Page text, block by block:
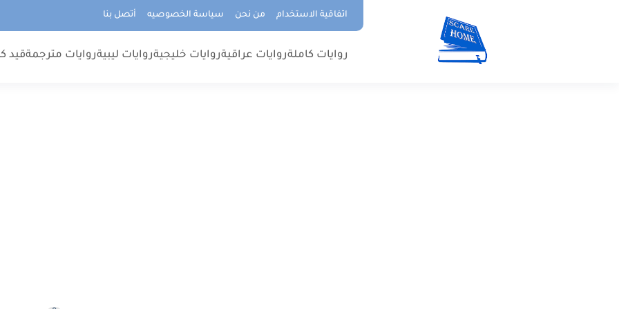
اتفاقية الاستخدام من نحن سياسة الخصوصيه أتصل بنا
روايات كاملةروايات عراقيةروايات خليجيةروايات ليبيةروايات مترجمةقيد